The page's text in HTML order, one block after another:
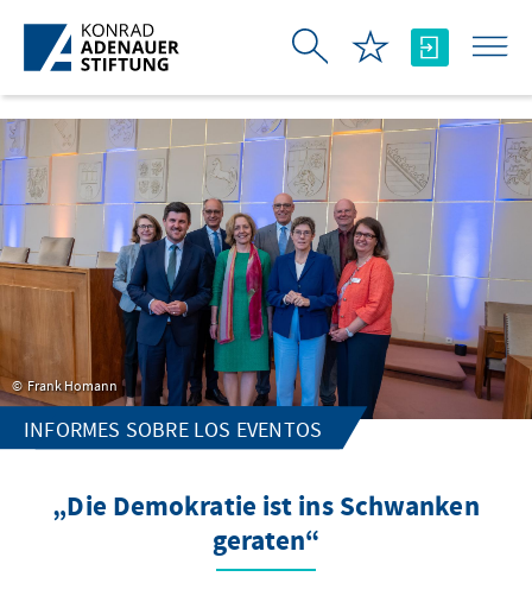
Saltar al contenido principal
Frank Homann
INFORMES SOBRE LOS EVENTOS
„Die Demokratie ist ins Schwanken
geraten“